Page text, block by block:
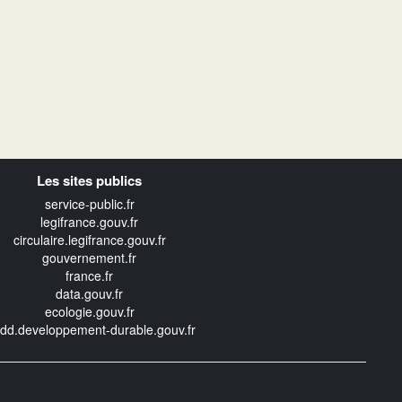
Les sites publics
service-public.fr
legifrance.gouv.fr
circulaire.legifrance.gouv.fr
gouvernement.fr
france.fr
data.gouv.fr
ecologie.gouv.fr
durable.gouv.fr